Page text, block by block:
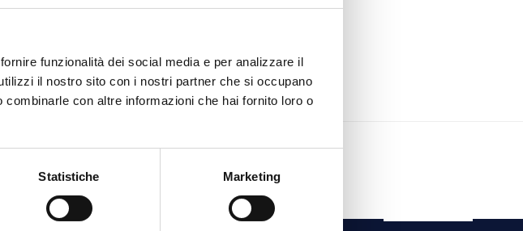
funzionalità dei social media e per analizzare il
il nostro sito con i nostri partner che si occupano
con altre informazioni che hai fornito loro o
Statistiche Marketing